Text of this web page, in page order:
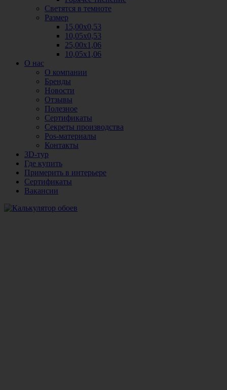
Светятся в темноте
Размер
15,00х0,53
10,05х0,53
25,00х1,06
10,05х1,06
О нас
О компании
Бренды
Новости
Отзывы
Полезное
Сертификаты
Секреты производства
Pos-материалы
Контакты
3D-тур
Где купить
Примерить в интерьере
Сертификаты
Вакансии